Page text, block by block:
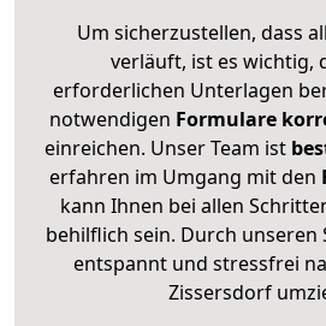
Um sicherzustellen, dass
verläuft, ist es wichtig,
erforderlichen Unterlagen
notwendigen Formulare
einreichen. Unser Team ist
erfahren im Umgang mit den
kann Ihnen bei allen
behilflich sein. Durch unseren
entspannt und stressfrei
Zissersdorf